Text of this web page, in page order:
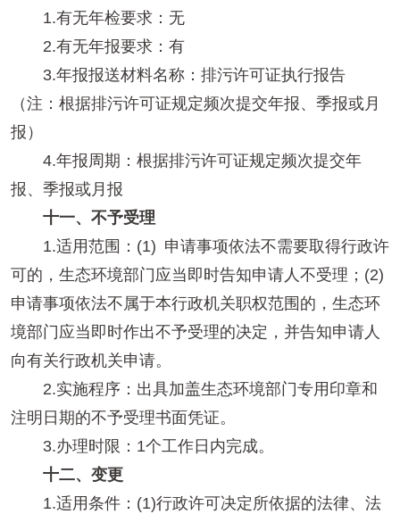
1.有无年检要求：无
2.有无年报要求：有
3.年报报送材料名称：排污许可证执行报告
（注：根据排污许可证规定频次提交年报、季报或月
报）
4.年报周期：根据排污许可证规定频次提交年
报、季报或月报
十一、不予受理
1.适用范围：(1) 申请事项依法不需要取得行政许
可的，生态环境部门应当即时告知申请人不受理；(2)
申请事项依法不属于本行政机关职权范围的，生态环
境部门应当即时作出不予受理的决定，并告知申请人
向有关行政机关申请。
2.实施程序：出具加盖生态环境部门专用印章和
注明日期的不予受理书面凭证。
3.办理时限：1个工作日内完成。
十二、变更
1.适用条件：(1)行政许可决定所依据的法律、法